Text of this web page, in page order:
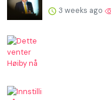
3 weeks ago